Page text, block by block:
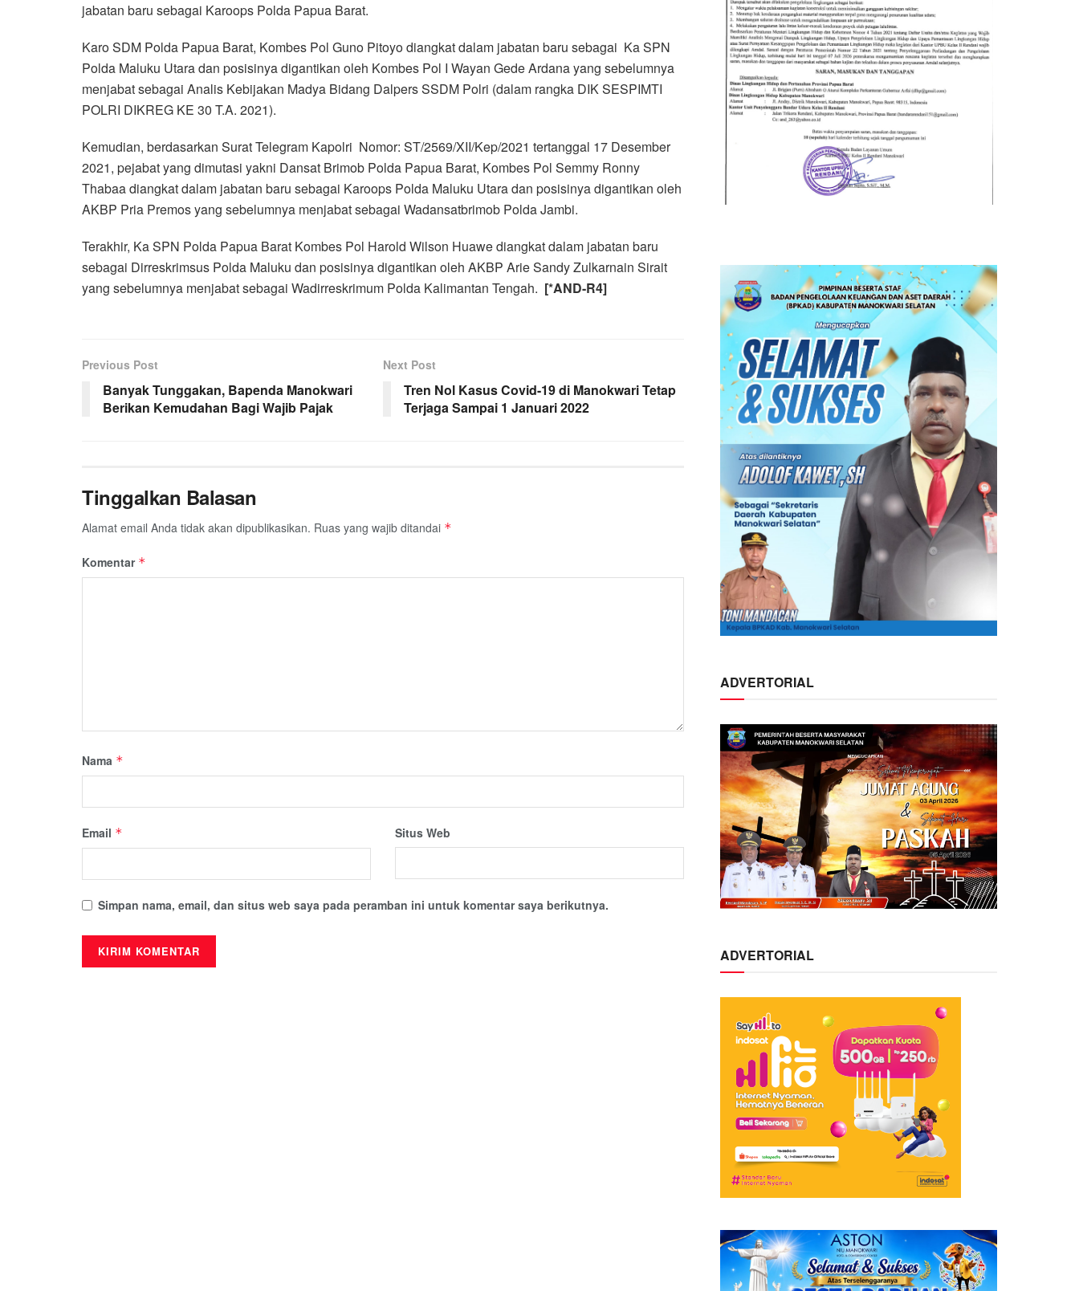
jabatan baru sebagai Karoops Polda Papua Barat.
Karo SDM Polda Papua Barat, Kombes Pol Guno Pitoyo diangkat dalam jabatan baru sebagai Ka SPN
Polda Maluku Utara dan posisinya digantikan oleh Kombes Pol I Wayan Gede Ardana yang sebelumnya
menjabat sebagai Analis Kebijakan Madya Bidang Dalpers SSDM Polri (dalam rangka DIK SESPIMTI
POLRI DIKREG KE 30 T.A. 2021).
Kemudian, berdasarkan Surat Telegram Kapolri Nomor: ST/2569/XII/Kep/2021 tertanggal 17 Desember
2021, pejabat yang dimutasi yakni Dansat Brimob Polda Papua Barat, Kombes Pol Semmy Ronny
Thabaa diangkat dalam jabatan baru sebagai Karoops Polda Maluku Utara dan posisinya digantikan oleh
AKBP Pria Premos yang sebelumnya menjabat sebagai Wadansatbrimob Polda Jambi.
Terakhir, Ka SPN Polda Papua Barat Kombes Pol Harold Wilson Huawe diangkat dalam jabatan baru
sebagai Dirreskrimsus Polda Maluku dan posisinya digantikan oleh AKBP Arie Sandy Zulkarnain Sirait
yang sebelumnya menjabat sebagai Wadirreskrimum Polda Kalimantan Tengah. [*AND-R4]
Previous Post
Banyak Tunggakan, Bapenda Manokwari
Berikan Kemudahan Bagi Wajib Pajak
Next Post
Tren Nol Kasus Covid-19 di Manokwari Tetap
Terjaga Sampai 1 Januari 2022
Tinggalkan Balasan
Alamat email Anda tidak akan dipublikasikan. Ruas yang wajib ditandai *
Komentar *
Nama *
Email * Situs Web
Simpan nama, email, dan situs web saya pada peramban ini untuk komentar saya berikutnya.
ADVERTORIAL
ADVERTORIAL